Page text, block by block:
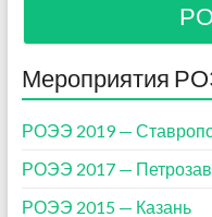
Мероприятия
РОЭЭ 2019 —
РОЭЭ 2017 —
РОЭЭ 2015 — Казань